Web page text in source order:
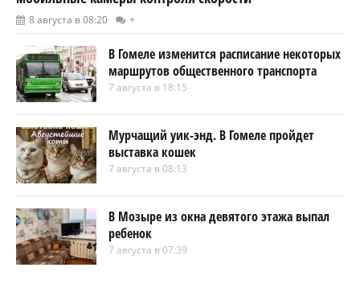
8 августа в 08:20 +
В Гомеле изменится расписание некоторых
маршрутов общественного транспорта
7 августа в 18:15
Мурчащий уик-энд. В Гомеле пройдет
выставка кошек
7 августа в 08:13
В Мозыре из окна девятого этажа выпал
ребенок
7 августа в 07:39